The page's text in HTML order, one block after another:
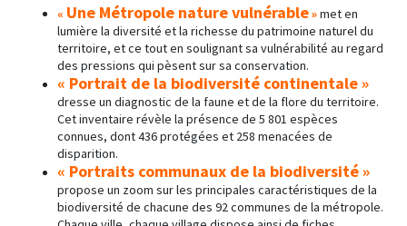
« Une Métropole nature vulnérable»met en
lumière la diversité et la richesse du patrimoine naturel du
territoire, et ce tout en soulignant sa vulnérabilité au regard
des pressions qui pèsent sur sa conservation.
« Portrait de la biodiversité continentale »
dresse un diagnostic de la faune et de la flore du territoire.
Cet inventaire révèle la présence de 5 801 espèces
connues, dont 436 protégées et 258 menacées de
disparition.
« Portraits communaux de la biodiversité »
propose un zoom sur les principales caractéristiques de la
biodiversité de chacune des 92 communes de la métropole.